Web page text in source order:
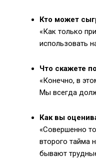
Кто может
«Как только
использовать
Что скажете
«Конечно, в
Мы всегда
Как вы
«Совершенно
второго тайма
бывают